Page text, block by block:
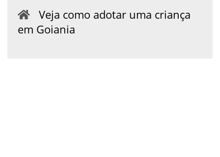
Veja como adotar uma criança
em Goiania